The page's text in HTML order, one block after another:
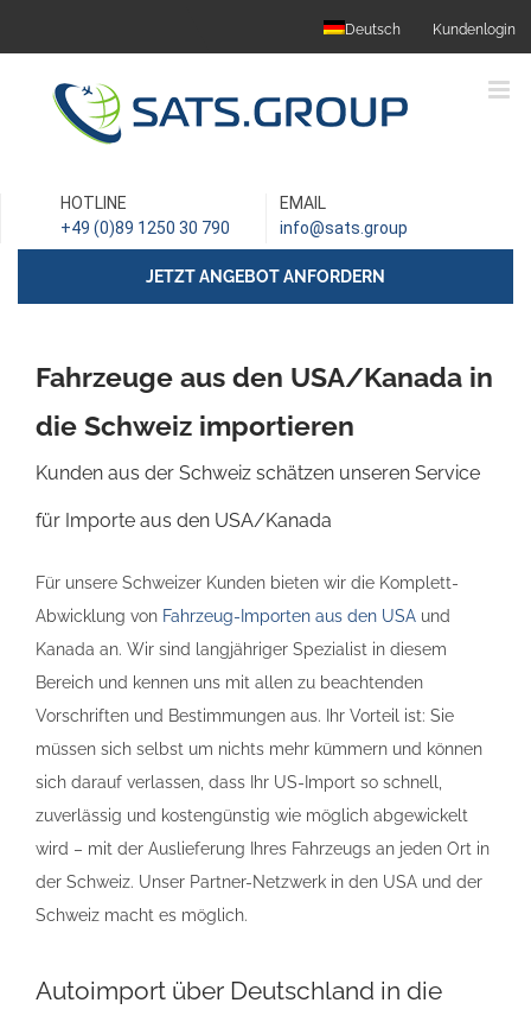
content
Deutsch Kundenlogin
HOTLINE
+49 (0)89 1250 30 790
EMAIL
info@sats.group
JETZT ANGEBOT ANFORDERN
Fahrzeuge aus den USA/Kanada in
die Schweiz importieren
Kunden aus der Schweiz schätzen unseren Service
für Importe aus den USA/Kanada
Für unsere Schweizer Kunden bieten wir die Komplett-
Abwicklung von Fahrzeug-Importen aus den USA und
Kanada an. Wir sind langjähriger Spezialist in diesem
Bereich und kennen uns mit allen zu beachtenden
Vorschriften und Bestimmungen aus. Ihr Vorteil ist: Sie
müssen sich selbst um nichts mehr kümmern und können
sich darauf verlassen, dass Ihr US-Import so schnell,
zuverlässig und kostengünstig wie möglich abgewickelt
wird – mit der Auslieferung Ihres Fahrzeugs an jeden Ort in
der Schweiz. Unser Partner-Netzwerk in den USA und der
Schweiz macht es möglich.
Autoimport über Deutschland in die